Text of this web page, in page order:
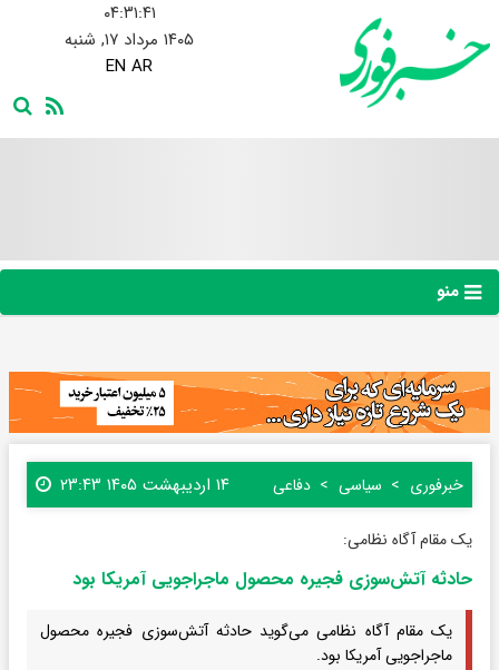
۰۴:۳۱:۴۲
۱۴۰۵ مرداد ۱۷, شنبه
EN AR
منو
خبرفوری سیاسی دفاعی ۱۴ اردیبهشت ۱۴۰۵ ۲۳:۴۳
یک مقام آگاه نظامی:
حادثه آتش‌سوزی فجیره محصول ماجراجویی آمریکا بود
یک مقام آگاه نظامی می‌گوید حادثه آتش‌سوزی فجیره محصول
ماجراجویی آمریکا بود.